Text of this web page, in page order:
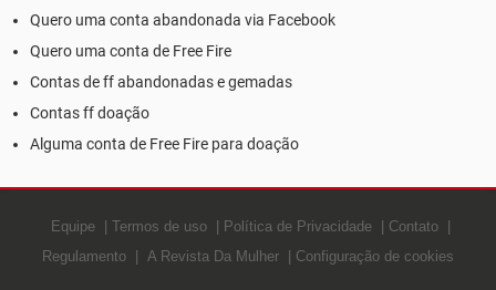
Quero uma conta abandonada via Facebook
Quero uma conta de Free Fire
Contas de ff abandonadas e gemadas
Contas ff doação
Alguma conta de Free Fire para doação
Equipe Termos de uso Política de Privacidade
Contato
Regulamento
A Revista Da Mulher Configuração de cookies